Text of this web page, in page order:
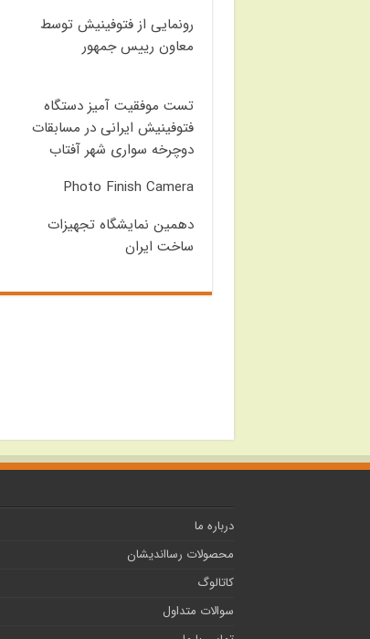
رونمایی از فتوفینیش توسط
معاون رییس جمهور
تست موفقیت آمیز دستگاه
فتوفینیش ایرانی در مسابقات
دوچرخه سواری شهر آفتاب
Photo Finish Camera
دهمین نمایشگاه تجهیزات
ساخت ایران
درباره ما
محصولات رسااندیشان
کاتالوگ
سوالات متداول